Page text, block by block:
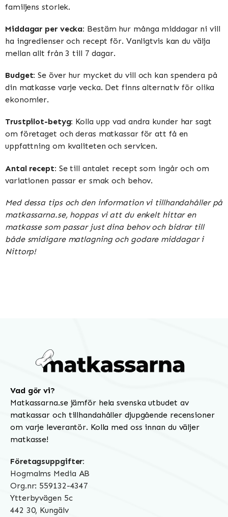
familjens storlek.
Middagar per vecka: Bestäm hur många middagar ni vill
ha ingredienser och recept för. Vanligtvis kan du välja
mellan allt från 3 till 7 dagar.
Budget: Se över hur mycket du vill och kan spendera på
din matkasse varje vecka. Det finns alternativ för olika
ekonomier.
Trustpilot-betyg: Kolla upp vad andra kunder har sagt
om företaget och deras matkassar för att få en
uppfattning om kvaliteten och servicen.
Antal recept: Se till antalet recept som ingår och om
variationen passar er smak och behov.
Med dessa tips och den information vi tillhandahåller på
matkassarna.se, hoppas vi att du enkelt hittar en
matkasse som passar just dina behov och bidrar till
både smidigare matlagning och godare middagar i
Nittorp!
Vad gör vi?
Matkassarna.se jämför hela svenska utbudet av
matkassar och tillhandahåller djupgående recensioner
om varje leverantör. Kolla med oss innan du väljer
matkasse!
Företagsuppgifter:
Hogmalms Media AB
Org.nr: 559132-4347
Ytterbyvägen 5c
442 30, Kungälv